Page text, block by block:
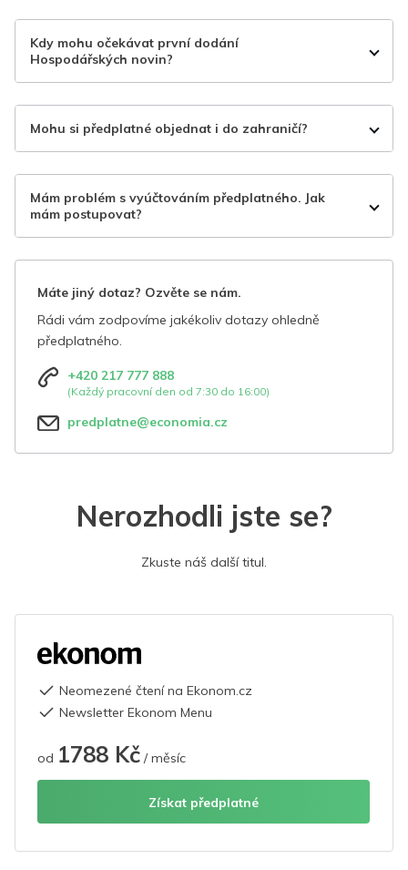
Kdy mohu očekávat první dodání
Hospodářských novin?
Mohu si předplatné objednat i do zahraničí?
Mám problém s vyúčtováním předplatného. Jak
mám postupovat?
Máte jiný dotaz? Ozvěte se nám.
Rádi vám zodpovíme jakékoliv dotazy ohledně
předplatného.
+420 217 777 888
(Každý pracovní den od 7:30 do 16:00)
predplatne@economia.cz
Nerozhodli jste se?
Zkuste náš další titul.
Neomezené čtení na Ekonom.cz
Newsletter Ekonom Menu
od 1788 Kč / měsíc
Získat předplatné